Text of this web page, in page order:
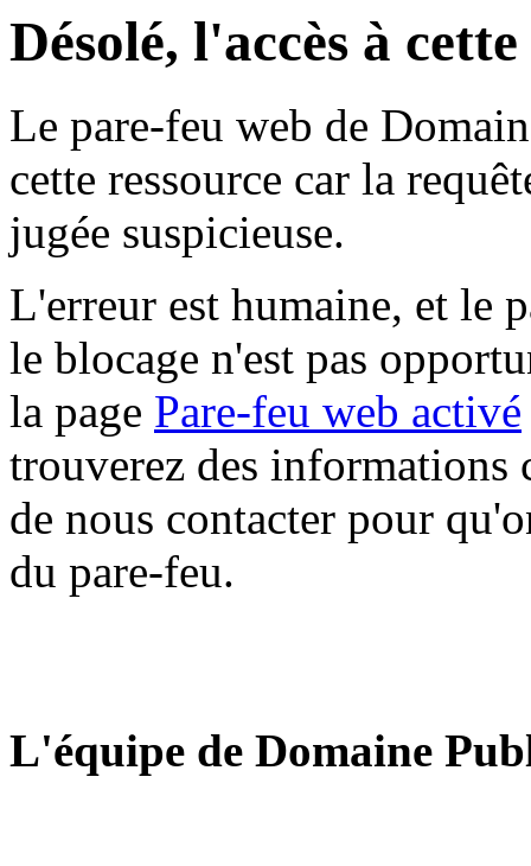
Désolé, l'accès à
Le pare-feu web de
cette ressource car la
jugée suspicieuse.
L'erreur est humaine, et le
le blocage n'est pas
la page Pare-feu web activé
trouverez des informations
de nous contacter pour
du pare-feu.
L'équipe de Domaine